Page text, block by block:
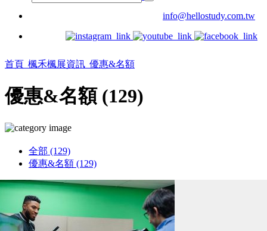
info@hellostudy.com.tw
首頁 楓禾楓展資訊 優惠&名額
優惠&名額 (129)
全部 (129)
優惠&名額 (129)